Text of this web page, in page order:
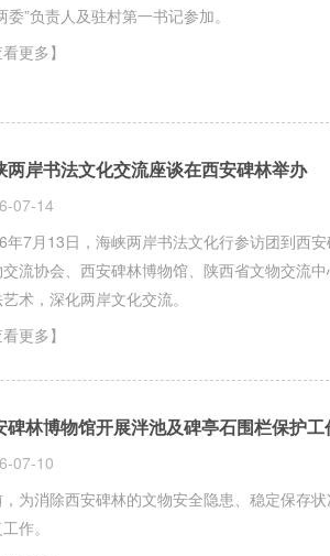
委”负责人及驻村第一书记参加。
看更多】
两岸书法文化交流座谈在西安碑林举办
07-14
年7月13日，海峡两岸书法文化行参访团到西
流协会、西安碑林博物馆、陕西省文物交流
术，深化两岸文化交流。
看更多】
碑林博物馆开展泮池及碑亭石围栏保护工
07-10
，为消除西安碑林的文物安全隐患、稳定保存
作。